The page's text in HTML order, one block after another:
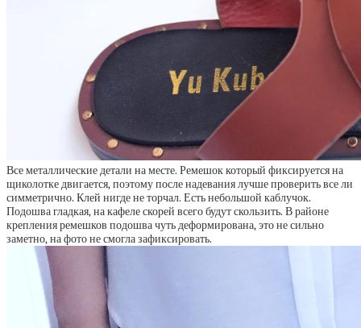
Все металлические детали на месте. Ремешок который фиксируется на
щиколотке двигается, поэтому после надевания лучше проверить все ли
симметрично. Клей нигде не торчал. Есть небольшой каблучок.
Подошва гладкая, на кафеле скорей всего будут скользить. В районе
крепления ремешков подошва чуть деформирована, это не сильно
заметно, на фото не смогла зафиксировать.